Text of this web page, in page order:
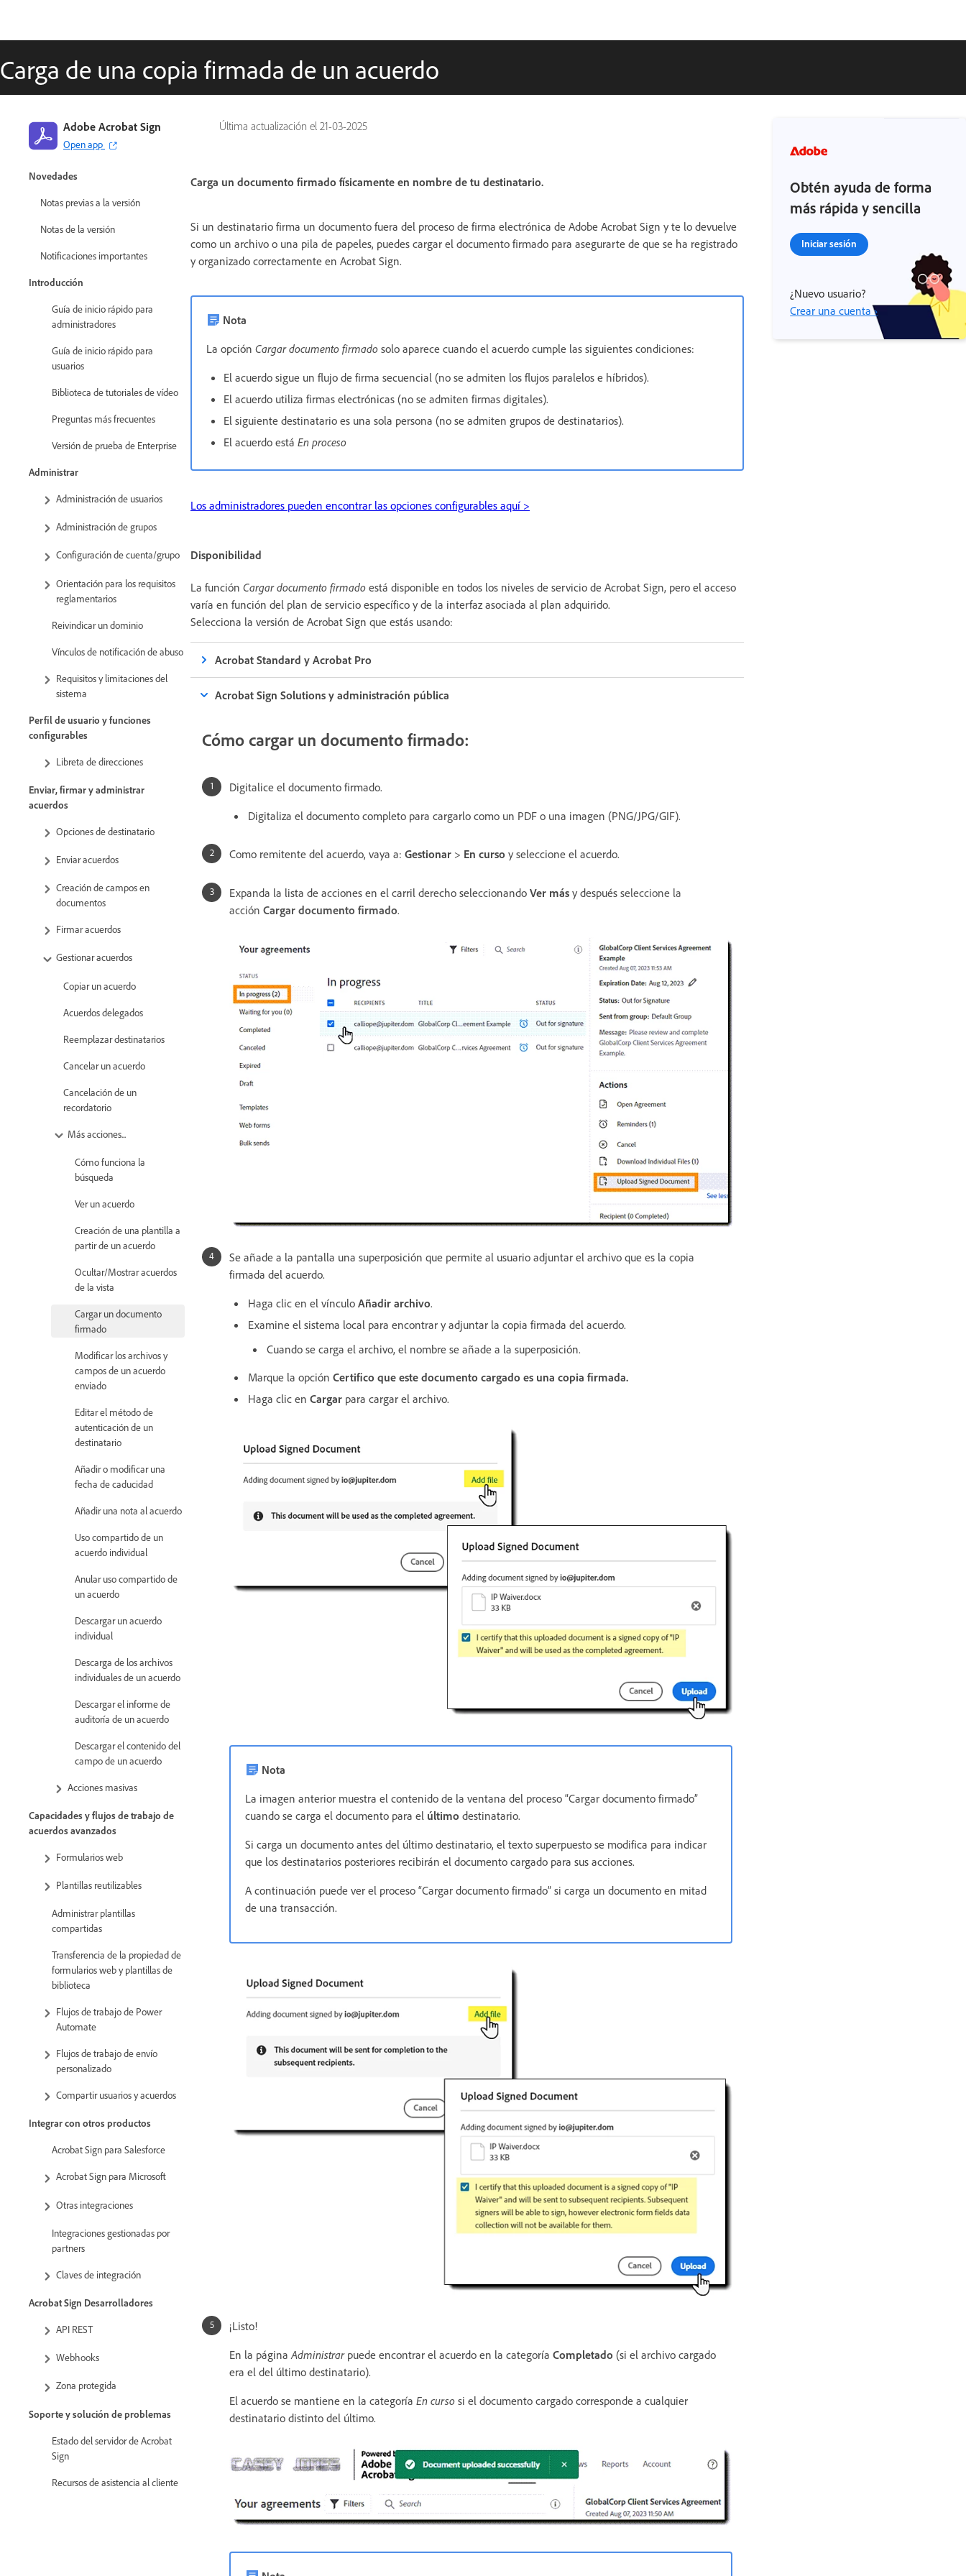
Carga de una copia firmada de un acuerdo
Última actualización el 21-03-2025
Adobe Acrobat Sign
Open app
Guía de Adobe Acrobat Sign
Novedades
Notas previas a la versión
Notas de la versión
Notificaciones importantes
Introducción
Guía de inicio rápido para
administradores
Guía de inicio rápido para
usuarios
Biblioteca de tutoriales de vídeo
Preguntas más frecuentes
Versión de prueba de Enterprise
Administrar
Administración de usuarios
Administración de grupos
Configuración de cuenta/grupo
Orientación para los requisitos
reglamentarios
Reivindicar un dominio
Vínculos de notificación de abuso
Requisitos y limitaciones del
sistema
Perfil de usuario y funciones
configurables
Libreta de direcciones
Enviar, firmar y administrar
acuerdos
Opciones de destinatario
Enviar acuerdos
Creación de campos en
documentos
Firmar acuerdos
Gestionar acuerdos
Copiar un acuerdo
Acuerdos delegados
Reemplazar destinatarios
Cancelar un acuerdo
Cancelación de un
recordatorio
Más acciones...
Cómo funciona la
búsqueda
Ver un acuerdo
Creación de una plantilla a
partir de un acuerdo
Ocultar/Mostrar acuerdos
de la vista
Cargar un documento
firmado
Modificar los archivos y
campos de un acuerdo
enviado
Editar el método de
autenticación de un
destinatario
Añadir o modificar una
fecha de caducidad
Añadir una nota al acuerdo
Uso compartido de un
acuerdo individual
Anular uso compartido de
un acuerdo
Descargar un acuerdo
individual
Descarga de los archivos
individuales de un acuerdo
Descargar el informe de
auditoría de un acuerdo
Descargar el contenido del
campo de un acuerdo
Acciones masivas
Capacidades y flujos de trabajo de
acuerdos avanzados
Formularios web
Plantillas reutilizables
Administrar plantillas
compartidas
Transferencia de la propiedad de
formularios web y plantillas de
biblioteca
Flujos de trabajo de Power
Automate
Flujos de trabajo de envío
personalizado
Compartir usuarios y acuerdos
Integrar con otros productos
Acrobat Sign para Salesforce
Acrobat Sign para Microsoft
Otras integraciones
Integraciones gestionadas por
partners
Claves de integración
Acrobat Sign Desarrolladores
API REST
Webhooks
Zona protegida
Soporte y solución de problemas
Estado del servidor de Acrobat
Sign
Recursos de asistencia al cliente
Carga un documento firmado físicamente en nombre de tu destinatario.
Si un destinatario firma un documento fuera del proceso de firma electrónica de Adobe Acrobat Sign y te lo devuelve
como un archivo o una pila de papeles, puedes cargar el documento firmado para asegurarte de que se ha registrado
y organizado correctamente en Acrobat Sign.
Nota
La opción Cargar documento firmado solo aparece cuando el acuerdo cumple las siguientes condiciones:
El acuerdo sigue un flujo de firma secuencial (no se admiten los flujos paralelos e híbridos).
El acuerdo utiliza firmas electrónicas (no se admiten firmas digitales).
El siguiente destinatario es una sola persona (no se admiten grupos de destinatarios).
El acuerdo está En proceso
Los administradores pueden encontrar las opciones configurables aquí >
Disponibilidad
La función Cargar documento firmado está disponible en todos los niveles de servicio de Acrobat Sign, pero el acceso
varía en función del plan de servicio específico y de la interfaz asociada al plan adquirido.
Selecciona la versión de Acrobat Sign que estás usando:
Acrobat Standard y Acrobat Pro
Acrobat Sign Solutions y administración pública
Cómo cargar un documento firmado:
Digitalice el documento firmado.
Digitaliza el documento completo para cargarlo como un PDF o una imagen (PNG/JPG/GIF).
Como remitente del acuerdo, vaya a: Gestionar > En curso y seleccione el acuerdo.
Expanda la lista de acciones en el carril derecho seleccionando Ver más y después seleccione la
acción Cargar documento firmado.
Se añade a la pantalla una superposición que permite al usuario adjuntar el archivo que es la copia
firmada del acuerdo.
Haga clic en el vínculo Añadir archivo.
Examine el sistema local para encontrar y adjuntar la copia firmada del acuerdo.
Cuando se carga el archivo, el nombre se añade a la superposición.
Marque la opción Certifico que este documento cargado es una copia firmada.
Haga clic en Cargar para cargar el archivo.
Nota
La imagen anterior muestra el contenido de la ventana del proceso “Cargar documento firmado”
cuando se carga el documento para el último destinatario.
Si carga un documento antes del último destinatario, el texto superpuesto se modifica para indicar
que los destinatarios posteriores recibirán el documento cargado para sus acciones.
A continuación puede ver el proceso “Cargar documento firmado” si carga un documento en mitad
de una transacción.
¡Listo!
En la páginaAdministrarpuede encontrar el acuerdo en la categoría Completado (si el archivo cargado
era el del último destinatario).
El acuerdo se mantiene en la categoría En curso si el documento cargado corresponde a cualquier
destinatario distinto del último.
Obtén ayuda de forma
más rápida y sencilla
Iniciar sesión
¿Nuevo usuario?
Crear una cuenta ›